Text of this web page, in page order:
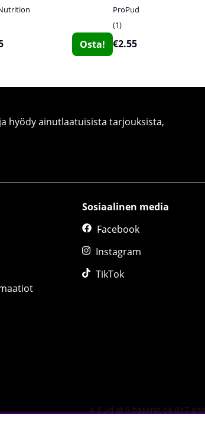
Osta!
ProPud
1
€2.55
hyödy ainutlaatuisista tarjouksista,
Sosiaalinen media
Facebook
Instagram
TikTok